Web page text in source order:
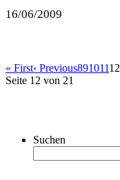
16/06/2009
« First‹ Previous89101112
Seite 12 von 21
Suchen